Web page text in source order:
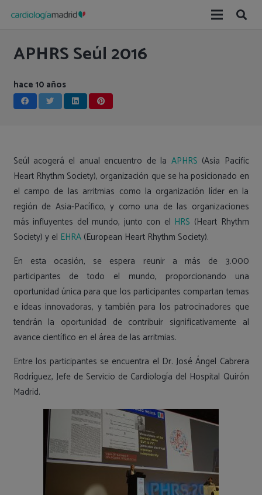
APHRS Seúl 2016
hace 10 años
Seúl acogerá el anual encuentro de la APHRS (Asia Pacific
Heart Rhythm Society), organización que se ha posicionado en
el campo de las arritmias como la organización líder en la
región de Asia-Pacífico, y como una de las organizaciones
más influyentes del mundo, junto con el HRS (Heart Rhythm
Society) y el EHRA(European Heart Rhythm Society).
En esta ocasión, se espera reunir a más de 3.000
participantes de todo el mundo, proporcionando una
oportunidad única para que los participantes compartan temas
e ideas innovadoras, y también para los patrocinadores que
tendrán la oportunidad de contribuir significativamente al
avance científico en el área de las arritmias.
Entre los participantes se encuentra el Dr. José Ángel Cabrera
Rodríguez, Jefe de Servicio de Cardiología del Hospital Quirón
Madrid.